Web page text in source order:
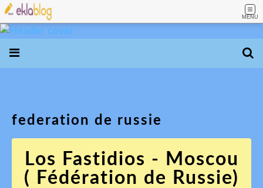
MENU
federation de russie
Los Fastidios - Moscou
( Fédération de Russie)